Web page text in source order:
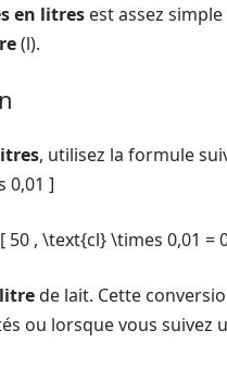
en litres est assez
(l).
, utilisez la formule
0,01 ]
50 , \text{cl} \times 0,01 =
de lait. Cette
ou lorsque vous suivez